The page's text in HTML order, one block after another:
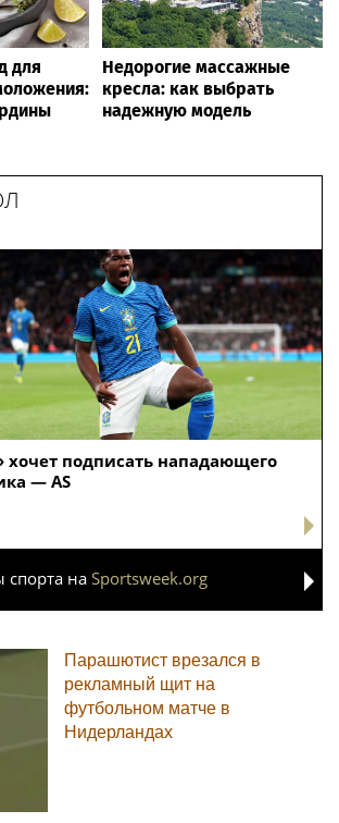
для
Недорогие массажные
кресла: как выбрать
надежную модель
хочет подписать нападающего
— AS
спорта на Sportsweek.org
Парашютист врезался в
рекламный щит на
футбольном матче в
Нидерландах